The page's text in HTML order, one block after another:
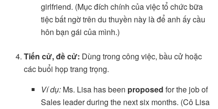
girlfriend. (Mục đích chính của việc tổ chức bữa
tiệc bất ngờ trên du thuyền này là để anh ấy cầu
hôn bạn gái của mình.)
Tiến cử, đề cử: Dùng trong công việc, bầu cử hoặc
các buổi họp trang trọng.
Ví dụ:Ms. Lisa has been proposed for the job of
Sales leader during the next six months. (Cô Lisa